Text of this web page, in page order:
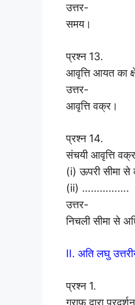
उत्तर-
समय।
प्रश्न 13.
आवृत्ति आयत
उत्तर-
आवृत्ति वक्र।
प्रश्न 14.
संचयी आवृत्ति
(i) ऊपरी सीमा से
(ii) …………….
उत्तर-
निचली सीमा से
II. अति लघु
प्रश्न 1.
ग्राफ द्वारा